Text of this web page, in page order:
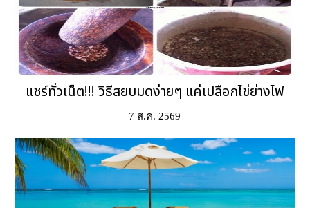
แชร์ทั่วเน็ต!!! วิธีสยบมดง่ายๆ แค่เปลือกไข่ย่างไฟ
7 ส.ค. 2569